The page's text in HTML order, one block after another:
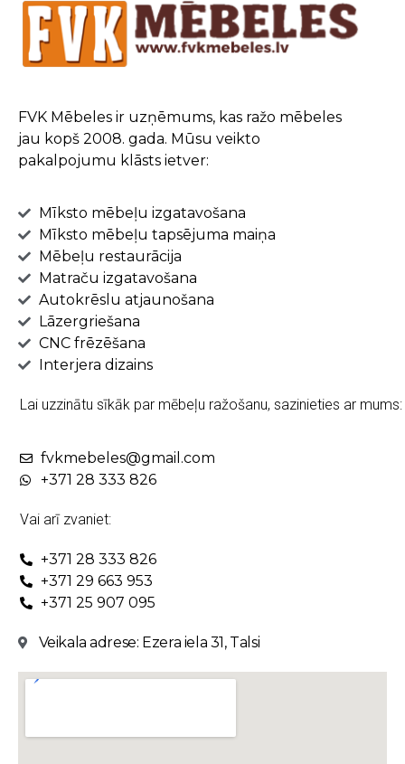
FVK Mēbeles ir uzņēmums, kas ražo mēbeles
jau kopš 2008. gada. Mūsu veikto
pakalpojumu klāsts ietver:
Mīksto mēbeļu izgatavošana
Mīksto mēbeļu tapsējuma maiņa
Mēbeļu restaurācija
Matraču izgatavošana
Autokrēslu atjaunošana
Lāzergriešana
CNC frēzēšana
Interjera dizains
Lai uzzinātu sīkāk par mēbeļu ražošanu, sazinieties ar mums:
fvkmebeles@gmail.com
+371 28 333 826
Vai arī zvaniet:
+371 28 333 826
+371 29 663 953
+371 25 907 095
Veikala adrese: Ezera iela 31, Talsi